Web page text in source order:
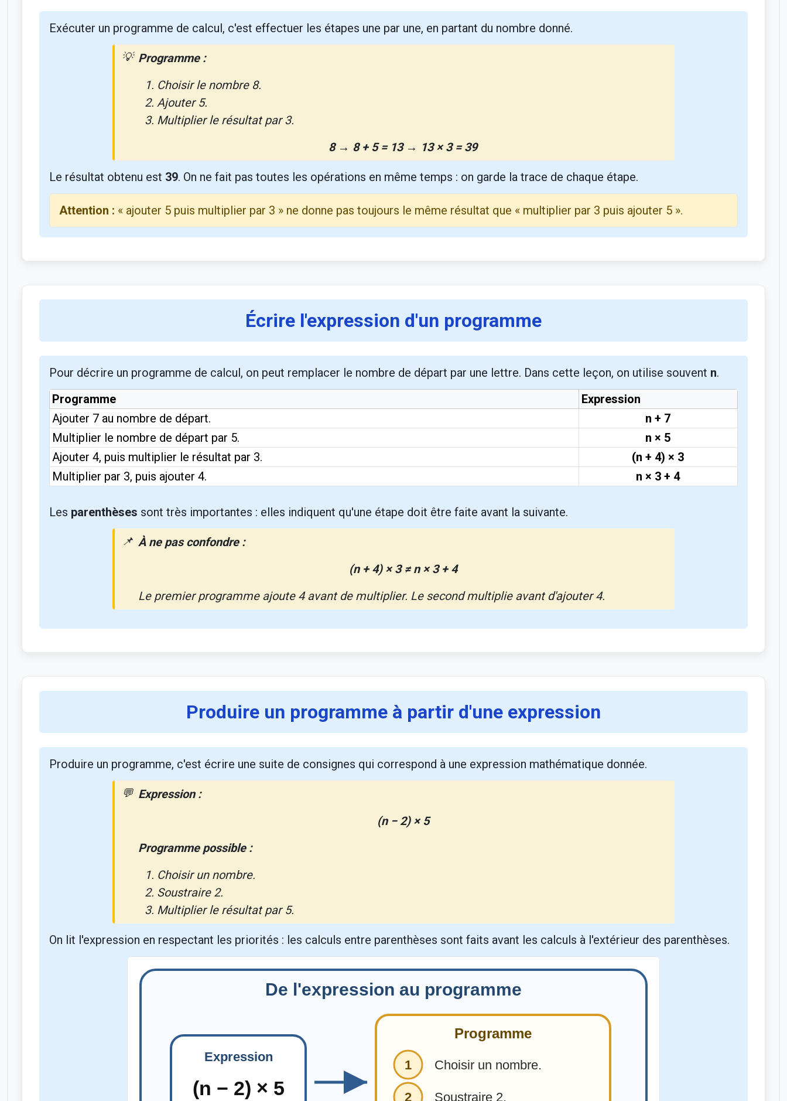
Exécuter un programme de calcul, c'est effectuer les étapes une par une, en partant du nombre donné.
Programme :
Choisir le nombre 8.
Ajouter 5.
Multiplier le résultat par 3.
8 → 8 + 5 = 13 → 13 × 3 = 39
Le résultat obtenu est 39. On ne fait pas toutes les opérations en même temps : on garde la trace de chaque étape.
Attention : « ajouter 5 puis multiplier par 3 » ne donne pas toujours le même résultat que « multiplier par 3 puis ajouter 5 ».
Écrire l'expression d'un programme
Pour décrire un programme de calcul, on peut remplacer le nombre de départ par une lettre. Dans cette leçon, on utilise souvent n.
Programme
Expression
Ajouter 7 au nombre de départ.
n + 7
Multiplier le nombre de départ par 5.
n × 5
Ajouter 4, puis multiplier le résultat par 3.
(n + 4) × 3
Multiplier par 3, puis ajouter 4.
n × 3 + 4
Les parenthèses sont très importantes : elles indiquent qu'une étape doit être faite avant la suivante.
À ne pas confondre :
(n + 4) × 3 ≠ n × 3 + 4
Le premier programme ajoute 4 avant de multiplier. Le second multiplie avant d'ajouter 4.
Produire un programme à partir d'une expression
Produire un programme, c'est écrire une suite de consignes qui correspond à une expression mathématique donnée.
Expression :
(n − 2) × 5
Programme possible :
Choisir un nombre.
Soustraire 2.
Multiplier le résultat par 5.
On lit l'expression en respectant les priorités : les calculs entre parenthèses sont faits avant les calculs à l'extérieur des parenthèses.